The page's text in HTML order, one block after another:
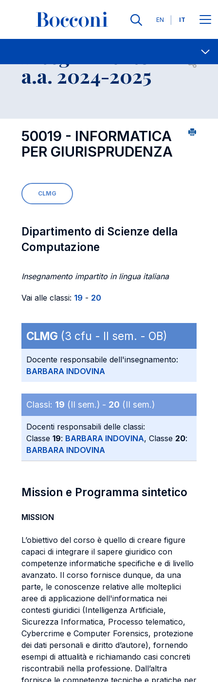
Lingue
EN IT
Contatti
a.a. 2024-2025 Open
50019 - INFORMATICA
PER GIURISPRUDENZA
CLMG
Dipartimento di Scienze della
Computazione
Insegnamento impartito in lingua italiana
Vai alle classi: 19 - 20
CLMG (3 cfu - II sem. - OB)
Docente responsabile dell'insegnamento:
BARBARA INDOVINA
Classi: 19 (II sem.) - 20 (II sem.)
Docenti responsabili delle classi:
Classe 19: BARBARA INDOVINA, Classe 20:
BARBARA INDOVINA
Mission e Programma sintetico
MISSION
L’obiettivo del corso è quello di creare figure
capaci di integrare il sapere giuridico con
competenze informatiche specifiche e di livello
avanzato. Il corso fornisce dunque, da una
parte, le conoscenze relative alle molteplici
aree di applicazione dell'informatica nei
contesti giuridici (Intelligenza Artificiale,
Sicurezza Informatica, Processo telematico,
Cybercrime e Computer Forensics, protezione
dei dati personali e diritto d’autore), fornendo
esempi di attualità e richiamando casi concreti
riscontrabili nella professione. Dall’altra
fornisce le competenze tecniche e pratiche per